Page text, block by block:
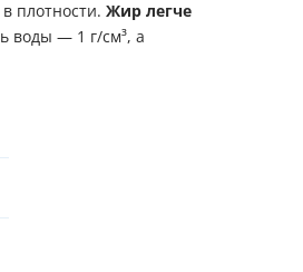
плотности. Жир легче
воды — 1 г/см³, а